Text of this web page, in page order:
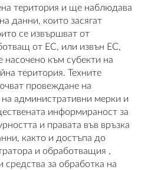
територия и ще наблюдава
данни, които засягат
се извършват от
от ЕС, или извън ЕС,
насочено към субекти на
територия. Техните
провеждане на
на административни мерки и
информираност за
и правата във връзка
както и достъпа до
и обработващия ,
за обработка на